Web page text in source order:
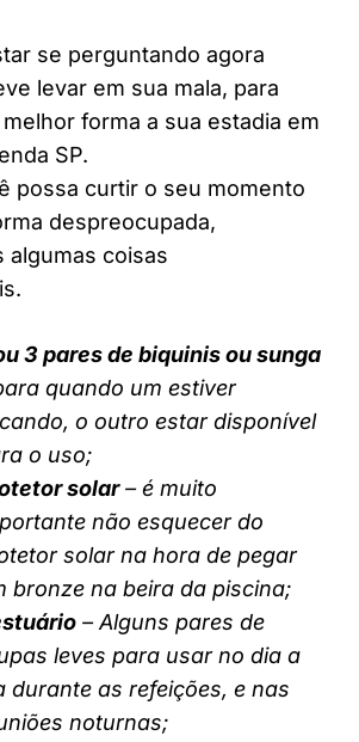
se perguntando agora
levar em sua mala, para
forma a sua estadia em
SP.
possa curtir o seu momento
despreocupada,
algumas coisas
3 pares de biquinis ou sunga
quando um estiver
o outro estar disponível
o uso;
solar– é muito
não esquecer do
solar na hora de pegar
bronze na beira da piscina;
– Alguns pares de
leves para usar no dia a
durante as refeições, e nas
noturnas;